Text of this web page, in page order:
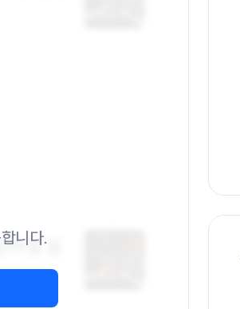
니다.